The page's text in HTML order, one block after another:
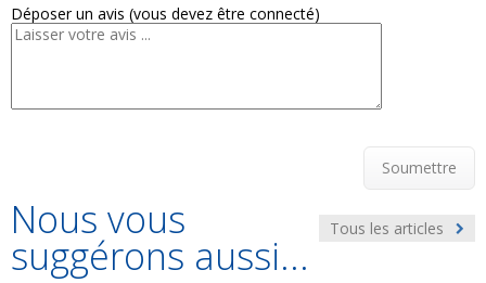
Déposer un avis (vous devez être connecté)
Soumettre
Tous les articles
Nous vous
suggérons aussi...